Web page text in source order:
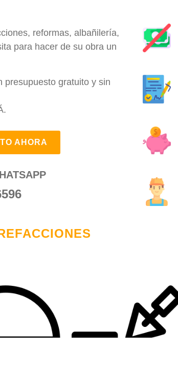
reformas, albañilería,
para hacer de su obra un
presupuesto gratuito y sin
AHORA